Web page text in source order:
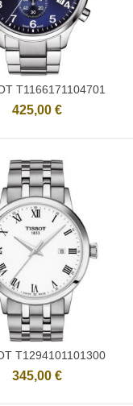
Ajouter
T1166171104701
425,00 €
Ajouter
T1294101101300
345,00 €